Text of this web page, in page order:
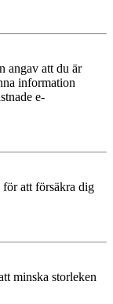
angav att du är
information
e-
för att försäkra dig
minska storleken